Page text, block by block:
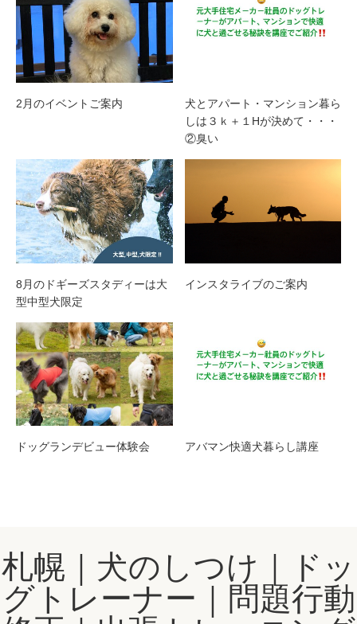
2月のイベントご案内
犬とアパート・マンション暮ら
しは３ｋ＋１Hが決めて・・・
②臭い
8月のドギーズスタディーは大
型中型犬限定
インスタライブのご案内
ドッグランデビュー体験会 アバマン快適犬暮らし講座
札幌｜犬のしつけ｜ドッ
グトレーナー｜問題行動